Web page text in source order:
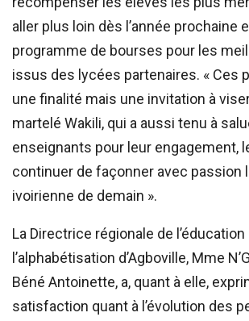
aller plus loin dès l’année prochaine
programme de bourses pour les
issus des lycées partenaires. « Ces
une finalité mais une invitation à
martelé Wakili, qui a aussi tenu à
enseignants pour leur engagement,
continuer de façonner avec passion
ivoirienne de demain ».
La Directrice régionale de
l’alphabétisation d’Agboville, Mme
Béné Antoinette, a, quant à elle,
satisfaction quant à l’évolution des